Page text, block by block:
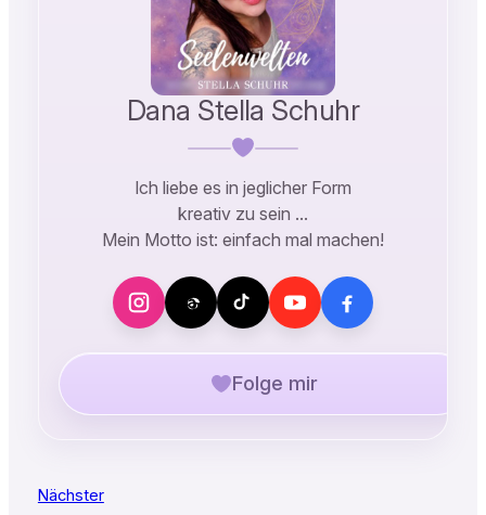
Dana Stella Schuhr
Ich liebe es in jeglicher Form
kreativ zu sein …
Mein Motto ist: einfach mal machen!
Folge mir
Nächster